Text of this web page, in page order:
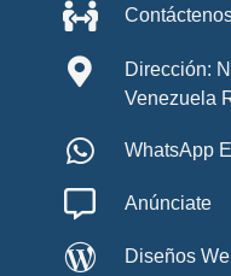
Dirección:
Venezuela
WhatsApp
Anúnciate
Diseños